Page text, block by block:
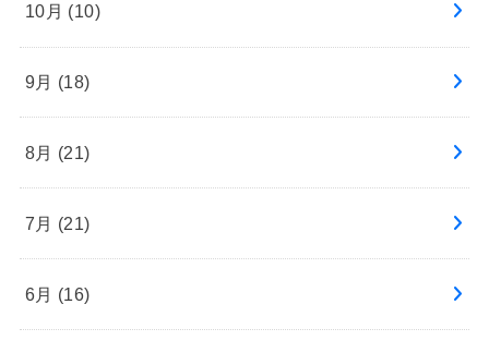
10月 (10)
9月 (18)
8月 (21)
7月 (21)
6月 (16)